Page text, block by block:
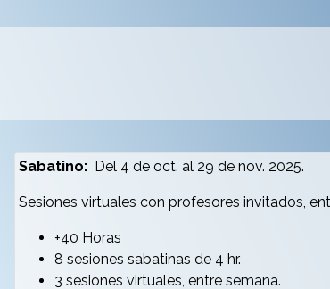
Sabatino: Del 4 de oct. al 29 de nov. 2025.
Sesiones virtuales con profesores invitados,
+40 Horas
8 sesiones sabatinas de 4 hr.
3 sesiones virtuales, entre semana.